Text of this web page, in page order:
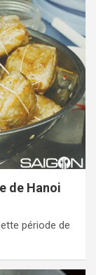
de Hanoi
période de